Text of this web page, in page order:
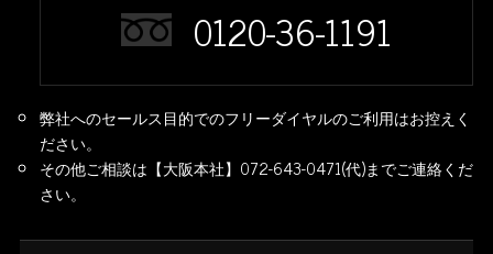
0120-36-1191
弊社へのセールス目的でのフリーダイヤルのご利用はお控えく
ださい。
その他ご相談は【大阪本社】072-643-0471(代)までご連絡くだ
さい。